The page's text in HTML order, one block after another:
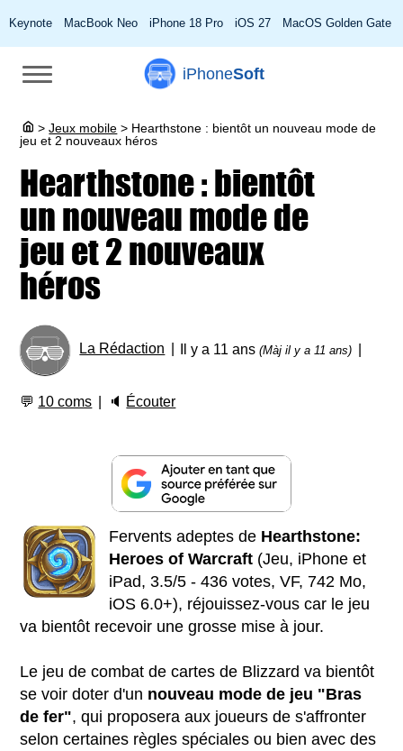
Keynote MacBook Neo iPhone 18 Pro iOS 27 MacOS Golden Gate
iPhoneSoft
> Jeux mobile > Hearthstone : bientôt un nouveau mode de
jeu et 2 nouveaux héros
Hearthstone : bientôt
un nouveau mode de
jeu et 2 nouveaux
héros
La Rédaction Il y a 11 ans(Màj il y a 11 ans)
💬 10 coms 🔈 Écouter
Fervents adeptes de Hearthstone:
Heroes of Warcraft (Jeu, iPhone et
iPad, 3.5/5 - 436 votes, VF, 742 Mo,
iOS 6.0+), réjouissez-vous car le jeu
va bientôt recevoir une grosse mise à jour.
Le jeu de combat de cartes de Blizzard va bientôt
se voir doter d'un nouveau mode de jeu "Bras
de fer", qui proposera aux joueurs de s'affronter
selon certaines règles spéciales ou bien avec des